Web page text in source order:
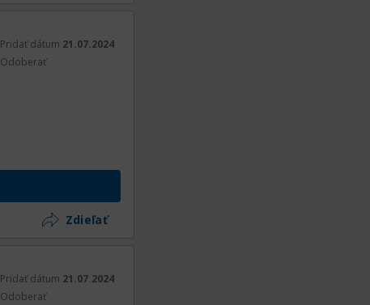
Pridať dátum 21.07.2024
Odoberať
Zdieľať
Pridať dátum 21.07.2024
Odoberať